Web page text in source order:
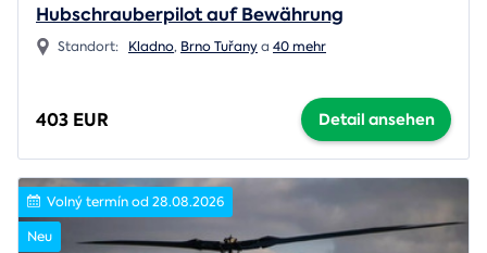
Hubschrauberpilot auf Bewährung
Standort: Kladno, Brno Tuřanya 40 mehr
403 EUR Detail ansehen
Volný termín od 28.08.2026
Neu